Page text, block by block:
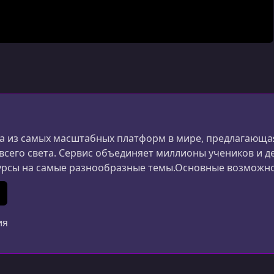
из самых масштабных платформ в мире,
света. Сервис объединяет миллионы учеников и
на самые разнообразные темы.Основные
и дизайна до маркетинга, психологии и личной